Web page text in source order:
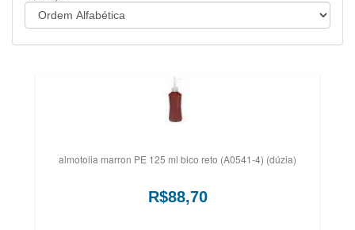
almotolia marron PE 125 ml bico reto (A0541-4) (dúzia)
R$88,70